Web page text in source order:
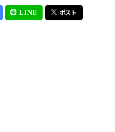
LINE ポスト